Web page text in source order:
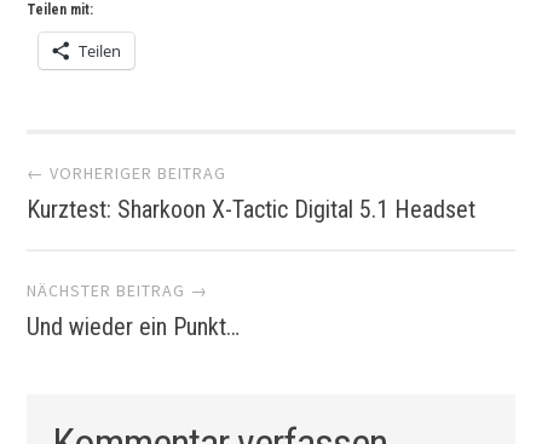
Teilen mit:
Teilen
Artikel-
Navigation
← VORHERIGER BEITRAG
Kurztest: Sharkoon X-Tactic Digital 5.1 Headset
NÄCHSTER BEITRAG →
Und wieder ein Punkt…